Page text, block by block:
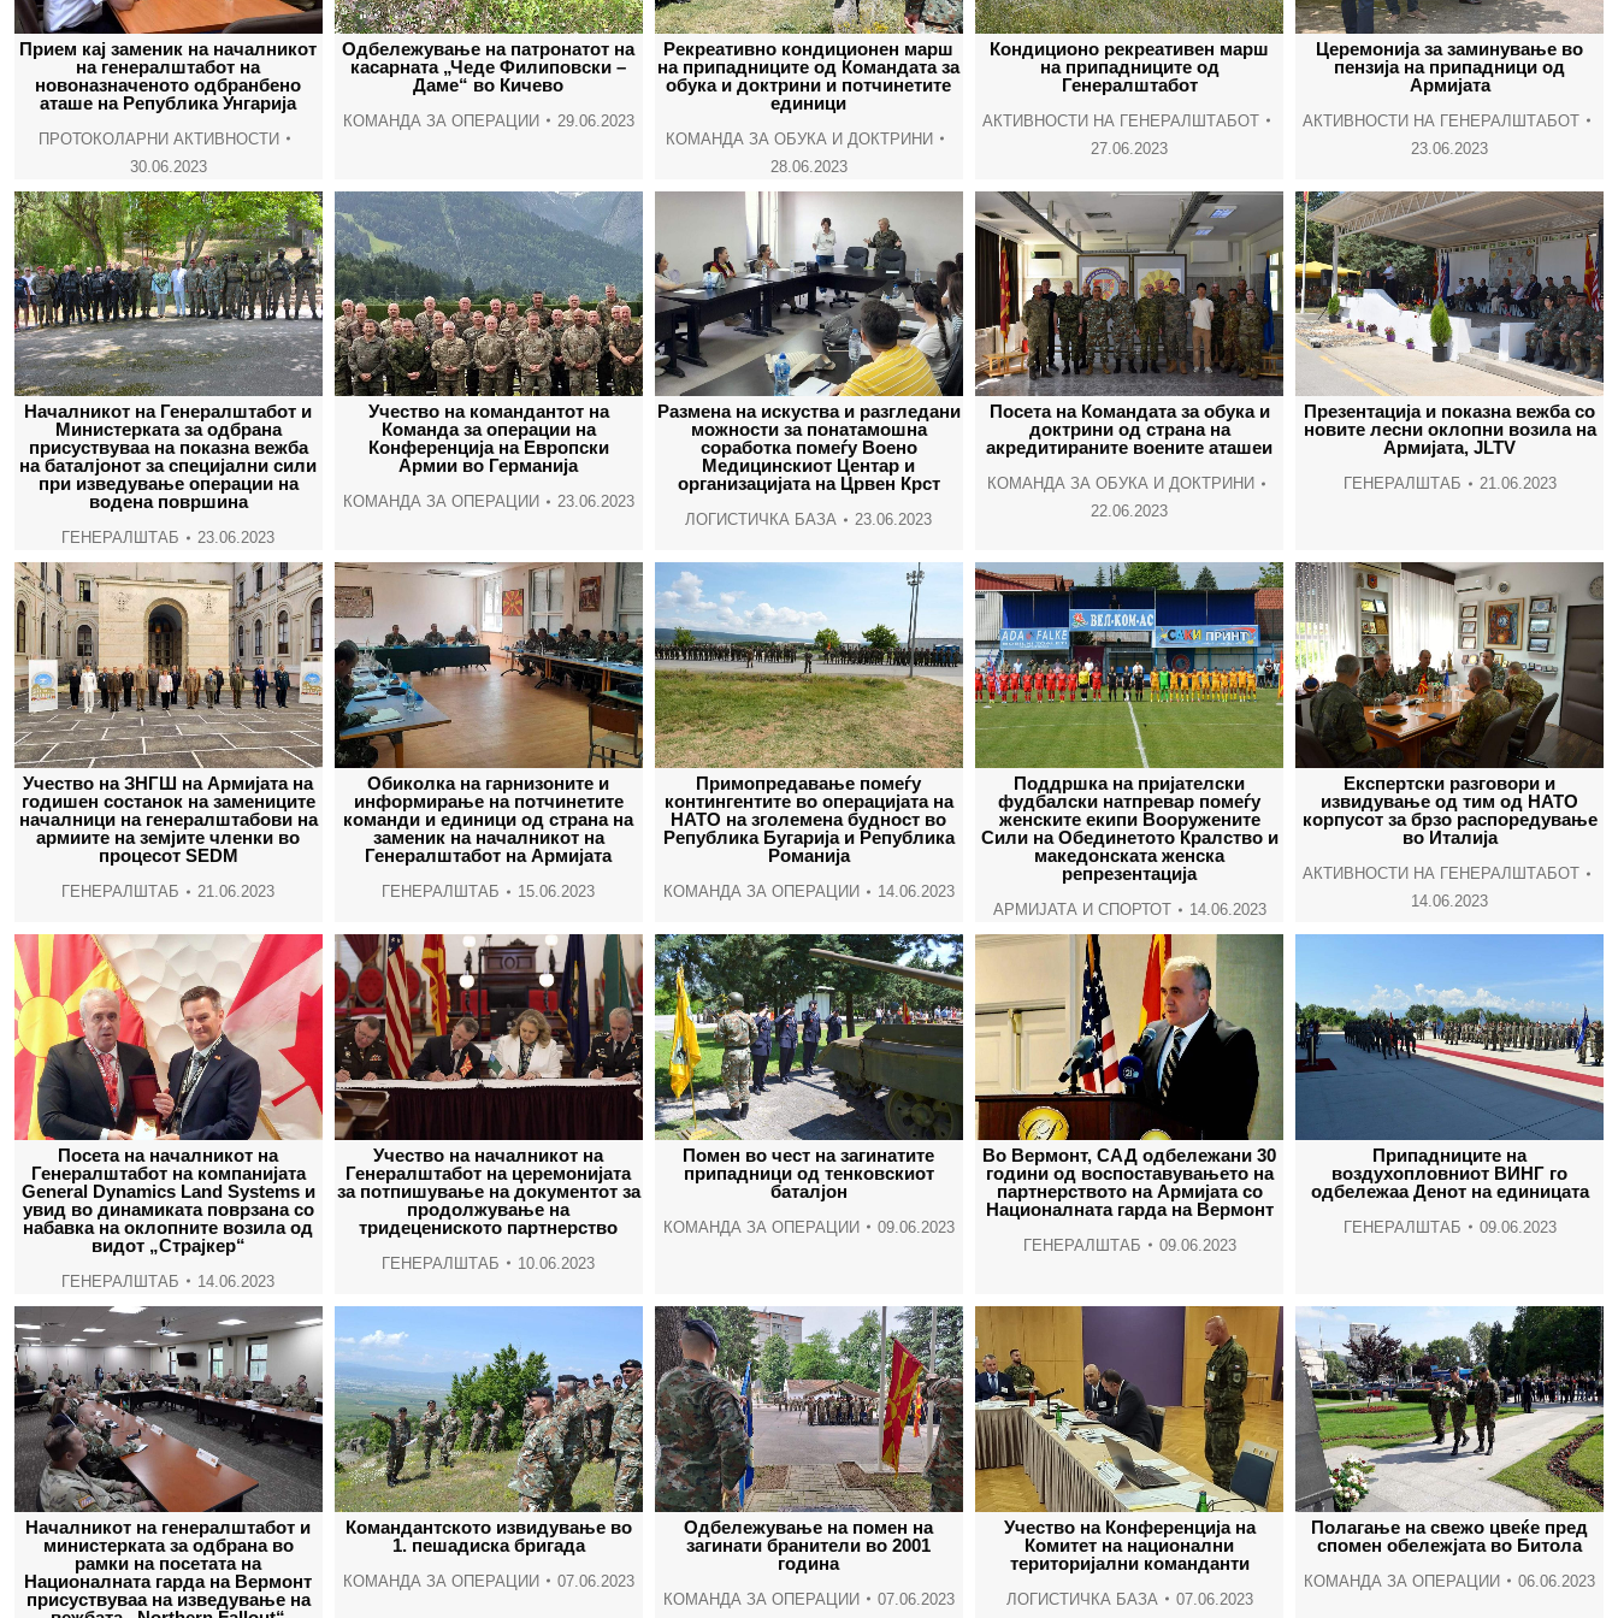
windowwindowwindow
Прием кај заменик на началникот
на генералштабот на
новоназначеното одбранбено
аташе на Република Унгарија
ПРОТОКОЛАРНИ АКТИВНОСТИ
30.06.2023
Одбележување на патронатот на
касарната „Чеде Филиповски –
Даме“ во Кичево
КОМАНДА ЗА ОПЕРАЦИИ 29.06.2023
Рекреативно кондиционен марш
на припадниците од Командата за
обука и доктрини и потчинетите
единици
КОМАНДА ЗА ОБУКА И ДОКТРИНИ
28.06.2023
Кондиционо рекреативен марш
на припадниците од
Генералштабот
АКТИВНОСТИ НА ГЕНЕРАЛШТАБОТ
27.06.2023
Церемонија за заминување во
пензија на припадници од
Армијата
АКТИВНОСТИ НА ГЕНЕРАЛШТАБОТ
23.06.2023
Началникот на Генералштабот и
Министерката за одбрана
присуствуваа на показна вежба
на баталјонот за специјални сили
при изведување операции на
водена површина
ГЕНЕРАЛШТАБ 23.06.2023
Учество на командантот на
Команда за операции на
Конференција на Европски
Армии во Германија
КОМАНДА ЗА ОПЕРАЦИИ 23.06.2023
Размена на искуства и разгледани
можности за понатамошна
соработка помеѓу Воено
Медицинскиот Центар и
организацијата на Црвен Крст
ЛОГИСТИЧКА БАЗА 23.06.2023
Посета на Командата за обука и
доктрини од страна на
акредитираните воените аташеи
КОМАНДА ЗА ОБУКА И ДОКТРИНИ
22.06.2023
Презентација и показна вежба со
новите лесни оклопни возила на
Армијата, JLTV
ГЕНЕРАЛШТАБ 21.06.2023
Учество на ЗНГШ на Армијата на
годишен состанок на замениците
началници на генералштабови на
армиите на земјите членки во
процесот SEDM
ГЕНЕРАЛШТАБ 21.06.2023
Обиколка на гарнизоните и
информирање на потчинетите
команди и единици од страна на
заменик на началникот на
Генералштабот на Армијата
ГЕНЕРАЛШТАБ 15.06.2023
Примопредавање помеѓу
контингентите во операцијата на
НАТО на зголемена будност во
Република Бугарија и Република
Романија
КОМАНДА ЗА ОПЕРАЦИИ 14.06.2023
Поддршка на пријателски
фудбалски натпревар помеѓу
женските екипи Вооружените
Сили на Обединетото Кралство и
македонската женска
репрезентација
АРМИЈАТА И СПОРТОТ 14.06.2023
Експертски разговори и
извидување од тим од НАТО
корпусот за брзо распоредување
во Италија
АКТИВНОСТИ НА ГЕНЕРАЛШТАБОТ
14.06.2023
Посета на началникот на
Генералштабот на компанијата
General Dynamics Land Systems и
увид во динамиката поврзана со
набавка на оклопните возила од
видот „Страјкер“
ГЕНЕРАЛШТАБ 14.06.2023
Учество на началникот на
Генералштабот на церемонијата
за потпишување на документот за
продолжување на
тридецениското партнерство
ГЕНЕРАЛШТАБ 10.06.2023
Помен во чест на загинатите
припадници од тенковскиот
баталјон
КОМАНДА ЗА ОПЕРАЦИИ 09.06.2023
Во Вермонт, САД одбележани 30
години од воспоставувањето на
партнерството на Армијата со
Националната гарда на Вермонт
ГЕНЕРАЛШТАБ 09.06.2023
Припадниците на
воздухопловниот ВИНГ го
одбележаа Денот на единицата
ГЕНЕРАЛШТАБ 09.06.2023
Началникот на генералштабот и
министерката за одбрана во
рамки на посетата на
Националната гарда на Вермонт
присуствуваа на изведување на
Командантското извидување во
1. пешадиска бригада
КОМАНДА ЗА ОПЕРАЦИИ 07.06.2023
Одбележување на помен на
загинати бранители во 2001
година
КОМАНДА ЗА ОПЕРАЦИИ 07.06.2023
Учество на Конференција на
Комитет на национални
територијални команданти
ЛОГИСТИЧКА БАЗА 07.06.2023
Полагање на свежо цвеќе пред
спомен обележјата во Битола
КОМАНДА ЗА ОПЕРАЦИИ 06.06.2023